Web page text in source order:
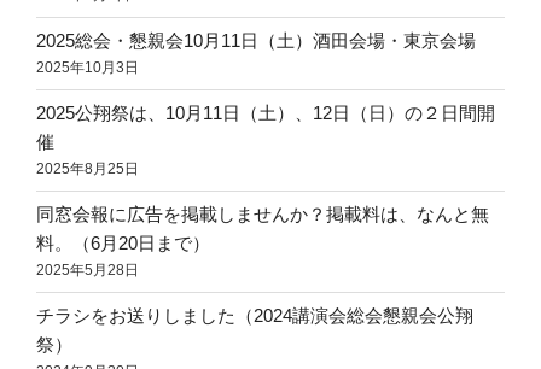
2025総会・懇親会10月11日（土）酒田会場・東京会場
2025年10月3日
2025公翔祭は、10月11日（土）、12日（日）の２日間開
催
2025年8月25日
同窓会報に広告を掲載しませんか？掲載料は、なんと無
料。（6月20日まで）
2025年5月28日
チラシをお送りしました（2024講演会総会懇親会公翔
祭）